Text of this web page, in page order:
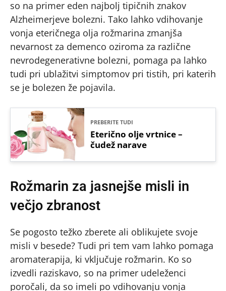
so na primer eden najbolj tipičnih znakov
Alzheimerjeve bolezni. Tako lahko vdihovanje
vonja eteričnega olja rožmarina zmanjša
nevarnost za demenco oziroma za različne
nevrodegenerativne bolezni, pomaga pa lahko
tudi pri ublažitvi simptomov pri tistih, pri katerih
se je bolezen že pojavila.
PREBERITE TUDI
Eterično olje vrtnice –
čudež narave
Rožmarin za jasnejše misli in
večjo zbranost
Se pogosto težko zberete ali oblikujete svoje
misli v besede? Tudi pri tem vam lahko pomaga
aromaterapija, ki vključuje rožmarin. Ko so
izvedli raziskavo, so na primer udeleženci
poročali, da so imeli po vdihovanju vonja